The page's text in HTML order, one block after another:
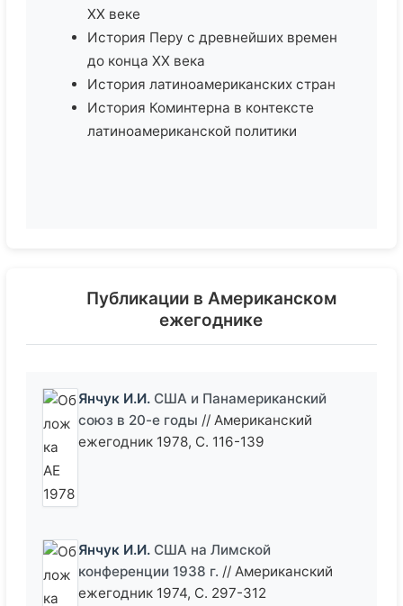
XX веке
История Перу с древнейших времен
до конца XX века
История латиноамериканских стран
История Коминтерна в контексте
латиноамериканской политики
Публикации в Американском
ежегоднике
Янчук И.И. США и Панамериканский
союз в 20-е годы // Американский
ежегодник 1978, С. 116-139
Янчук И.И. США на Лимской
конференции 1938 г. // Американский
ежегодник 1974, С. 297-312